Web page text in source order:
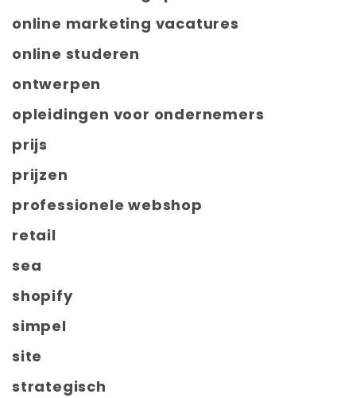
online marketing vacatures
online studeren
ontwerpen
opleidingen voor ondernemers
prijs
prijzen
professionele webshop
retail
sea
shopify
simpel
site
strategisch